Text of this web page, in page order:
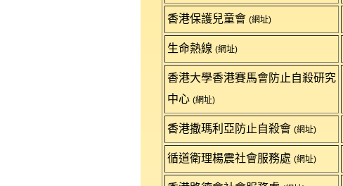
香港保護兒童會 (網址)
生命熱線 (網址)
香港大學香港賽馬會防止自殺研究
中心 (網址)
香港撒瑪利亞防止自殺會 (網址)
循道衛理楊震社會服務處 (網址)